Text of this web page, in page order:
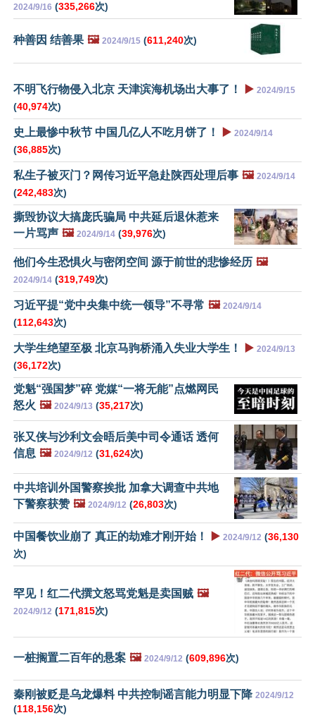
2024/9/16 (335,266次)
种善因 结善果 🖼️ 2024/9/15 (611,240次)
不明飞行物侵入北京 天津滨海机场出大事了！ ▶️ 2024/9/15
(40,974次)
史上最惨中秋节 中国几亿人不吃月饼了！ ▶️ 2024/9/14
(36,885次)
私生子被灭门？网传习近平急赴陕西处理后事 🖼️ 2024/9/14
(242,483次)
撕毁协议大搞庞氏骗局 中共延后退休惹来
一片骂声 🖼️ 2024/9/14 (39,976次)
他们今生恐惧火与密闭空间 源于前世的悲惨经历 🖼️
2024/9/14 (319,749次)
习近平提“党中央集中统一领导”不寻常 🖼️ 2024/9/14
(112,643次)
大学生绝望至极 北京马驹桥涌入失业大学生！ ▶️ 2024/9/13
(36,172次)
党魁“强国梦”碎 党媒“一将无能”点燃网民
怒火 🖼️ 2024/9/13 (35,217次)
张又侠与沙利文会晤后美中司令通话 透何
信息 🖼️ 2024/9/12 (31,624次)
中共培训外国警察挨批 加拿大调查中共地
下警察获赞 🖼️ 2024/9/12 (26,803次)
中国餐饮业崩了 真正的劫难才刚开始！ ▶️ 2024/9/12 (36,130
次)
罕见！红二代撰文怒骂党魁是卖国贼 🖼️
2024/9/12 (171,815次)
一桩搁置二百年的悬案 🖼️ 2024/9/12 (609,896次)
秦刚被贬是乌龙爆料 中共控制谣言能力明显下降 2024/9/12
(118,156次)